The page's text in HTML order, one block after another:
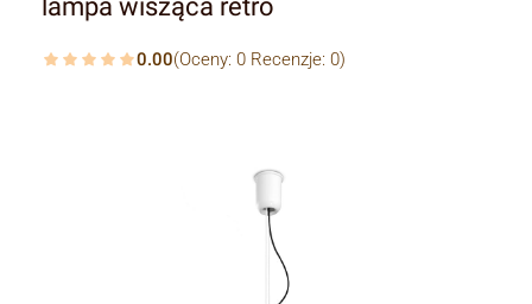
lampa wisząca retro
0.00(Oceny: 0 Recenzje: 0)